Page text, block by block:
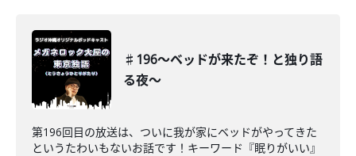
♯196〜ベッドが来たぞ！と独り語
る夜〜
第196回目の放送は、ついに我が家にベッドがやってきた
というたわいもないお話です！キーワード『眠りがいい』